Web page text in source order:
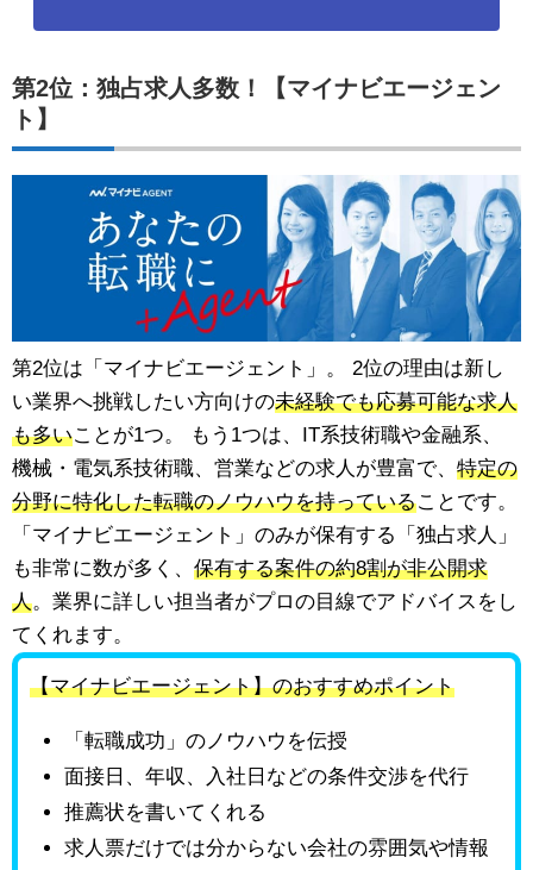
第2位：独占求人多数！【マイナビエージェン
ト】
第2位は「マイナビエージェント」。 2位の理由は新し
い業界へ挑戦したい方向けの未経験でも応募可能な求人
も多いことが1つ。 もう1つは、IT系技術職や金融系、
機械・電気系技術職、営業などの求人が豊富で、 特定の
分野に特化した転職のノウハウを持っていることです。
「マイナビエージェント」のみが保有する「独占求人」
も非常に数が多く、 保有する案件の約8割が非公開求
人。業界に詳しい担当者がプロの目線でアドバイスをし
てくれます。
【マイナビエージェント】のおすすめポイント
「転職成功」のノウハウを伝授
面接日、年収、入社日などの条件交渉を代行
推薦状を書いてくれる
求人票だけでは分からない会社の雰囲気や情報